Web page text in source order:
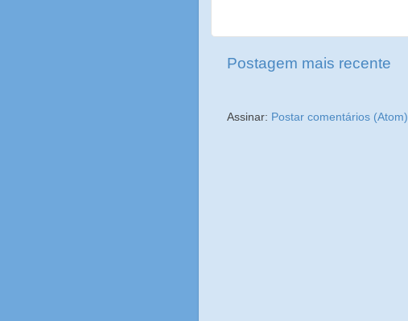
Postagem mais recente
Assinar: Postar comentários (Atom)